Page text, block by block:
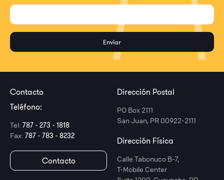
Contacto
Teléfono:
Tel: 787 - 273 - 1818
Fax: 787 - 783 - 8232
Contacto
Dirección Postal
PO Box 2111
San Juan, PR 00922-2111
Dirección Física
Calle Tabonuco B-7,
T-Mobile Center